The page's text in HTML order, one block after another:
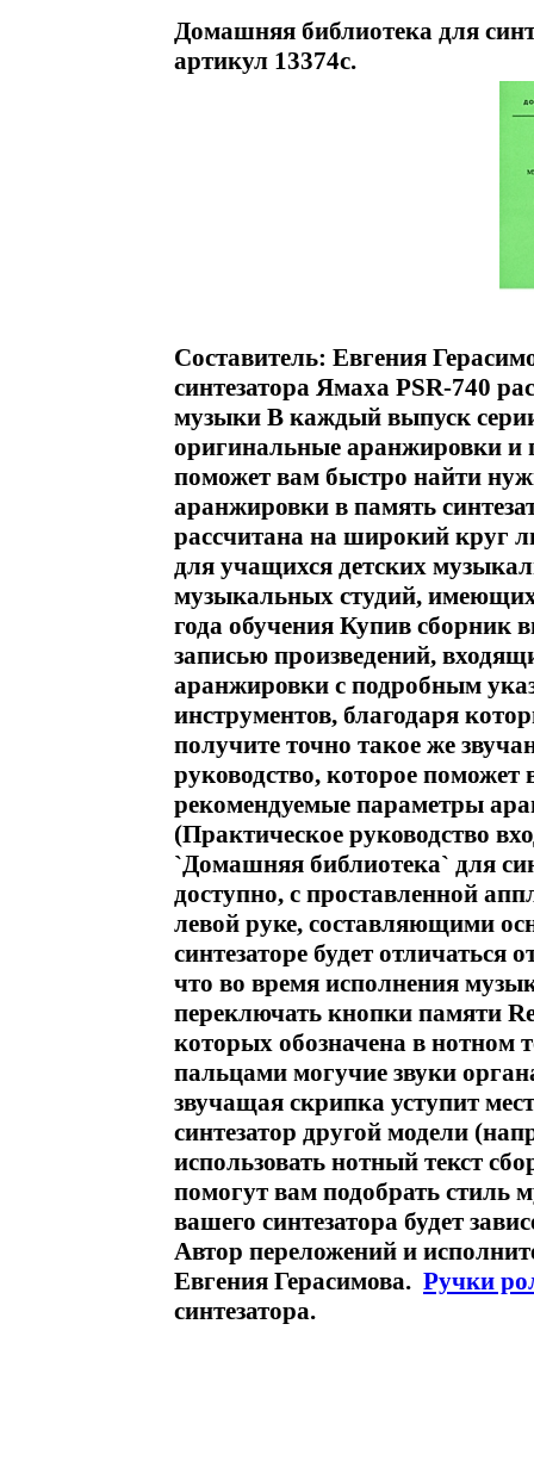
Домашняя библиотека для
артикул 13374c.
Составитель: Евгения
синтезатора Ямаха PSR-740
музыки В каждый выпуск
оригинальные аранжировки и
поможет вам быстро найти
аранжировки в память
рассчитана на широкий круг
для учащихся детских
музыкальных студий, имеющих
года обучения Купив сборник
записью произведений,
аранжировки с подробным
инструментов, благодаря
получите точно такое же
руководство, которое поможет
рекомендуемые параметры
(Практическое руководство
`Домашняя библиотека` для
доступно, с проставленной
левой руке, составляющими
синтезаторе будет
что во время исполнения
переключать кнопки памяти
которых обозначена в нотном
пальцами могучие звуки
звучащая скрипка уступит
синтезатор другой модели
использовать нотный текст
помогут вам подобрать стиль
вашего синтезатора будет
Автор переложений и
Евгения Герасимова. Ручки
синтезатора.